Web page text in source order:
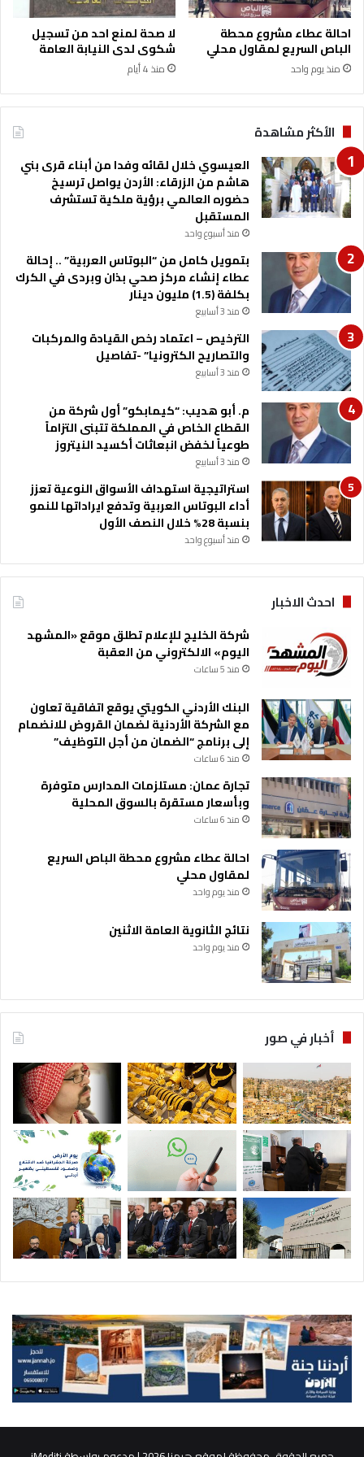
ج
ا
م
ع
ة
ع
ز
ي
ع
ش
ي
ر
ت
ي
أ
ب
و
ا
ف
و
و
ا
ل
ع
د
و
ا
ن
احالة عطاء مشروع محطة
الباص السريع لمقاول محلي
منذ يوم واحد
لا صحة لمنع احد من تسجيل
شكوى لدى النيابة العامة
منذ 4 أيام
الأكثر مشاهدة
العيسوي خلال لقائه وفدا من أبناء قرى بني
هاشم من الزرقاء: الأردن يواصل ترسيخ
حضوره العالمي برؤية ملكية تستشرف
المستقبل
منذ أسبوع واحد
بتمويل كامل من “البوتاس العربية” .. إحالة
عطاء إنشاء مركز صحي بذان وبردى في الكرك
بكلفة (1.5) مليون دينار
منذ 3 أسابيع
الترخيص – اعتماد رخص القيادة والمركبات
والتصاريح الكترونيا” -تفاصيل
منذ 3 أسابيع
م. أبو هديب: “كيمابكو” أول شركة من
القطاع الخاص في المملكة تتبنى التزاماً
طوعياً لخفض انبعاثات أكسيد النيتروز
منذ 3 أسابيع
استراتيجية استهداف الأسواق النوعية تعزز
أداء البوتاس العربية وتدفع ايراداتها للنمو
بنسبة 28% خلال النصف الأول
منذ أسبوع واحد
احدث الاخبار
شركة الخليج للإعلام تطلق موقع «المشهد
اليوم» الالكتروني من العقبة
منذ 5 ساعات
البنك الأردني الكويتي يوقع اتفاقية تعاون
مع الشركة الأردنية لضمان القروض للانضمام
إلى برنامج “الضمان من أجل التوظيف”
منذ 6 ساعات
تجارة عمان: مستلزمات المدارس متوفرة
وبأسعار مستقرة بالسوق المحلية
منذ 6 ساعات
احالة عطاء مشروع محطة الباص السريع
لمقاول محلي
منذ يوم واحد
نتائج الثانوية العامة الاثنين
منذ يوم واحد
أخبار في صور